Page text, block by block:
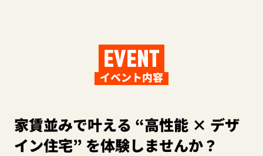
EVENT
イベント内容
家賃並みで叶える “高性能 × デザ
イン住宅” を体験しませんか？